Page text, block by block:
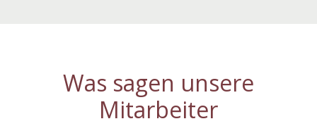
Was sagen unsere
Mitarbeiter